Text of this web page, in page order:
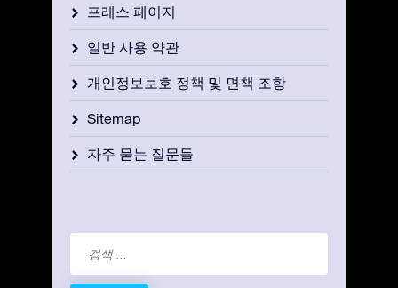
프레스 페이지
일반 사용 약관
개인정보보호 정책 및 면책 조항
Sitemap
자주 묻는 질문들